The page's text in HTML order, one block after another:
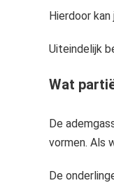
Hierdoor
Uiteindelijk
Wat
De
vormen. Als
De